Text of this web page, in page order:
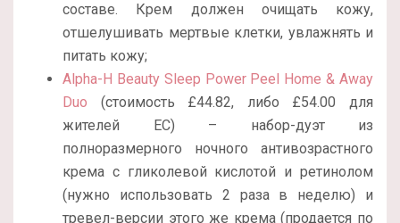
составе. Крем должен очищать кожу,
отшелушивать мертвые клетки, увлажнять и
питать кожу;
Alpha-H Beauty Sleep Power Peel Home & Away
Duo (стоимость £44.82, либо £54.00 для
жителей ЕС) – набор-дуэт из
полноразмерного ночного антивозрастного
крема с гликолевой кислотой и ретинолом
(нужно использовать 2 раза в неделю) и
тревел-версии этого же крема (продается по